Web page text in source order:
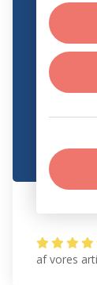
af vores